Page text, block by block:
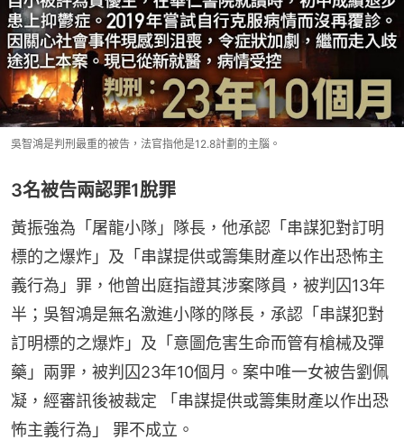
吳智鴻是判刑最重的被告，法官指他是12.8計劃的主腦。
3名被告兩認罪1脫罪
黃振強為「屠龍小隊」隊長，他承認「串謀犯對訂明
標的之爆炸」及「串謀提供或籌集財產以作出恐怖主
義行為」罪，他曾出庭指證其涉案隊員，被判囚13年
半；吳智鴻是無名激進小隊的隊長，承認「串謀犯對
訂明標的之爆炸」及「意圖危害生命而管有槍械及彈
藥」兩罪，被判囚23年10個月。案中唯一女被告劉佩
凝，經審訊後被裁定 「串謀提供或籌集財產以作出恐
怖主義行為」 罪不成立。